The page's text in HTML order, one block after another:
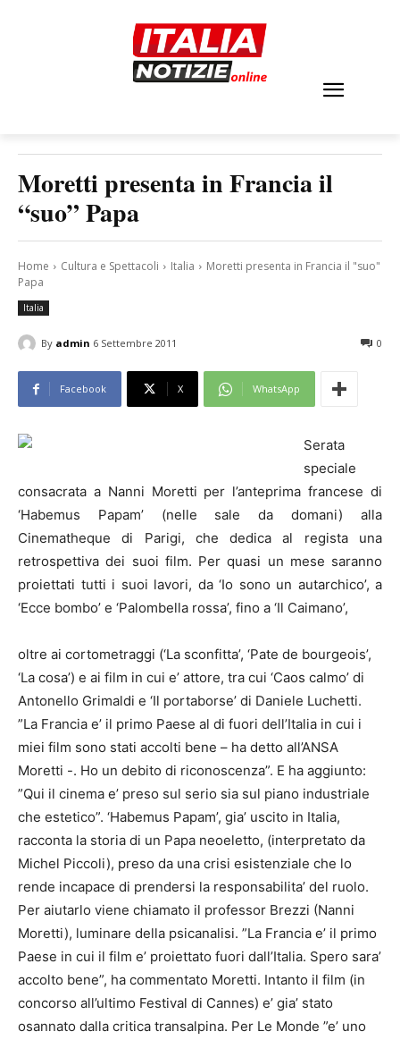
Moretti presenta in Francia il
“suo” Papa
Home Cultura e Spettacoli Italia
Moretti presenta in Francia il "suo"
Papa
Italia
By admin 6 Settembre 2011 0
Facebook X WhatsApp
Serata
speciale
consacrata a Nanni Moretti per l’anteprima francese di
‘Habemus Papam’ (nelle sale da domani) alla
Cinematheque di Parigi, che dedica al regista una
retrospettiva dei suoi film. Per quasi un mese saranno
proiettati tutti i suoi lavori, da ‘Io sono un autarchico’, a
‘Ecce bombo’ e ‘Palombella rossa’, fino a ‘Il Caimano’,
oltre ai cortometraggi (‘La sconfitta’, ‘Pate de bourgeois’,
‘La cosa’) e ai film in cui e’ attore, tra cui ‘Caos calmo’ di
Antonello Grimaldi e ‘Il portaborse’ di Daniele Luchetti.
”La Francia e’ il primo Paese al di fuori dell’Italia in cui i
miei film sono stati accolti bene – ha detto all’ANSA
Moretti -. Ho un debito di riconoscenza”. E ha aggiunto:
”Qui il cinema e’ preso sul serio sia sul piano industriale
che estetico”. ‘Habemus Papam’, gia’ uscito in Italia,
racconta la storia di un Papa neoeletto, (interpretato da
Michel Piccoli), preso da una crisi esistenziale che lo
rende incapace di prendersi la responsabilita’ del ruolo.
Per aiutarlo viene chiamato il professor Brezzi (Nanni
Moretti), luminare della psicanalisi. ”La Francia e’ il primo
Paese in cui il film e’ proiettato fuori dall’Italia. Spero sara’
accolto bene”, ha commentato Moretti. Intanto il film (in
concorso all’ultimo Festival di Cannes) e’ gia’ stato
osannato dalla critica transalpina. Per Le Monde ”e’ uno